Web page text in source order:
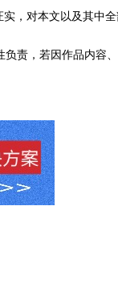
，对本文以及其中
，若因作品内容